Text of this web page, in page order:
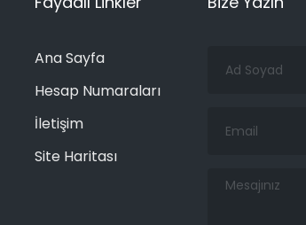
Ana Sayfa
Hesap Numaraları
İletişim
Site Haritası
Soyad
Mesajınız